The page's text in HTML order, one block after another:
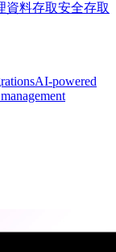
資料存取安全存取
AI-powered